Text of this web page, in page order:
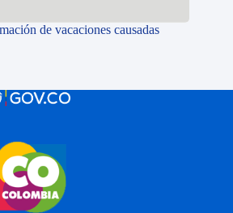
de vacaciones causadas